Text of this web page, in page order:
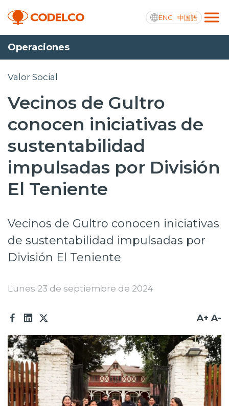
ENG 中国語
Transparencia activa
Sustentabilidad
Inversionistas
Prensa
Trabaja en Codelco
Transparencia activa
Acceso trabajadores/as
Operaciones
Valor Social
Vecinos de Gultro
conocen iniciativas de
sustentabilidad
impulsadas por División
El Teniente
Vecinos de Gultro conocen iniciativas
de sustentabilidad impulsadas por
División El Teniente
Lunes 23 de septiembre de 2024
A+ A-